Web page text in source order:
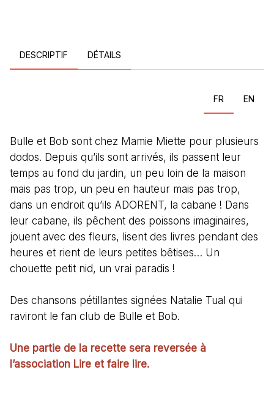
DESCRIPTIF DÉTAILS
FR EN
Bulle et Bob sont chez Mamie Miette pour plusieurs
dodos. Depuis qu’ils sont arrivés, ils passent leur
temps au fond du jardin, un peu loin de la maison
mais pas trop, un peu en hauteur mais pas trop,
dans un endroit qu’ils ADORENT, la cabane ! Dans
leur cabane, ils pêchent des poissons imaginaires,
jouent avec des fleurs, lisent des livres pendant des
heures et rient de leurs petites bêtises… Un
chouette petit nid, un vrai paradis !
Des chansons pétillantes signées Natalie Tual qui
raviront le fan club de Bulle et Bob.
Une partie de la recette sera reversée à
l’association Lire et faire lire.